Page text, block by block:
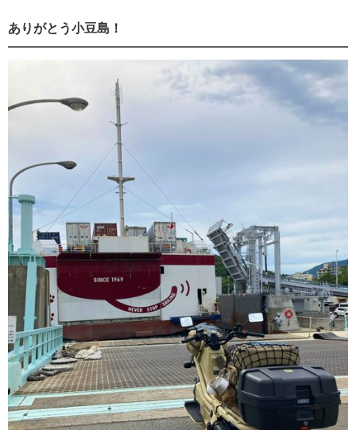
ありがとう小豆島！